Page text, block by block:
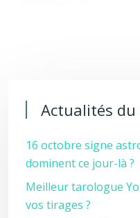
Actualités du
16 octobre signe
dominent ce jour-là ?
Meilleur tarologue
vos tirages ?